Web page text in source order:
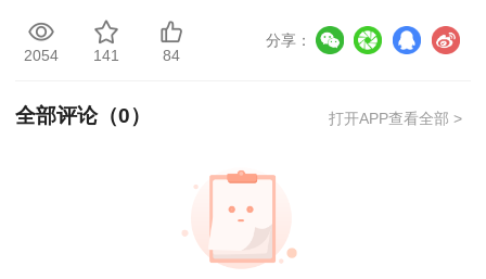
A：需要注意所在地区是否需要考后审核。对
考生，务必在规定的时间内到行业主管部门指定的
2021年全国房地产估价师考后审
2054 141 84
分享：
全部评论（0） 打开APP查看全部 >
资产评估师就是跟着林老师学的，讲的很好，幽默风